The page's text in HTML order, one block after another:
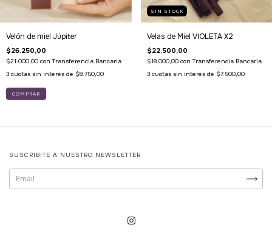
Velón de miel Júpiter
$26.250,00
$21.000,00 con Transferencia Bancaria
3 cuotas sin interés de $8.750,00
SIN STOCK
Velas de Miel VIOLETA X2
$22.500,00
$18.000,00 con Transferencia Bancaria
3 cuotas sin interés de $7.500,00
SUSCRIBITE A NUESTRO NEWSLETTER